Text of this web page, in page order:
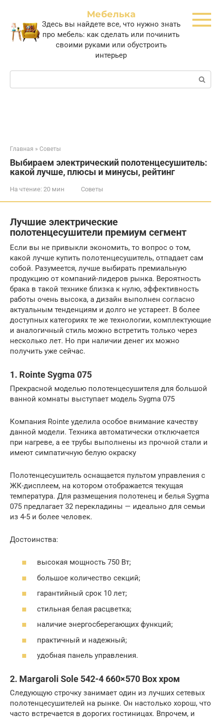
контенту
Мебелька
Здесь вы найдете все, что нужно знать
про мебель: как сделать или починить
своими руками или обустроить
интерьер
Поиск:
Главная » Советы
Выбираем электрический полотенцесушитель:
какой лучше, плюсы и минусы, рейтинг
На чтение: 20 мин Советы
Лучшие электрические
полотенцесушители премиум сегмент
Если вы не привыкли экономить, то вопрос о том,
какой лучше купить полотенцесушитель, отпадает сам
собой. Разумеется, лучше выбирать премиальную
продукцию от компаний-лидеров рынка. Вероятность
брака в такой технике близка к нулю, эффективность
работы очень высока, а дизайн выполнен согласно
актуальным тенденциям и долго не устареет. В более
доступных категориях те же технологии, комплектующие
и аналогичный стиль можно встретить только через
несколько лет. Но при наличии денег их можно
получить уже сейчас.
1. Rointe Sygma 075
Прекрасной моделью полотенцесушителя для большой
ванной комнаты выступает модель Sygma 075
Компания Rointe уделила особое внимание качеству
данной модели. Техника автоматически отключается
при нагреве, а ее трубы выполнены из прочной стали и
имеют симпатичную белую окраску
Полотенцесушитель оснащается пультом управления с
ЖК-дисплеем, на котором отображается текущая
температура. Для размещения полотенец и белья Sygma
075 предлагает 32 перекладины — идеально для семьи
из 4-5 и более человек.
Достоинства:
высокая мощность 750 Вт;
большое количество секций;
гарантийный срок 10 лет;
стильная белая расцветка;
наличие энергосберегающих функций;
практичный и надежный;
удобная панель управления.
2. Margaroli Sole 542-4 660×570 Box хром
Следующую строчку занимает один из лучших сетевых
полотенцесушителей на рынке. Он настолько хорош, что
часто встречается в дорогих гостиницах. Впрочем, и